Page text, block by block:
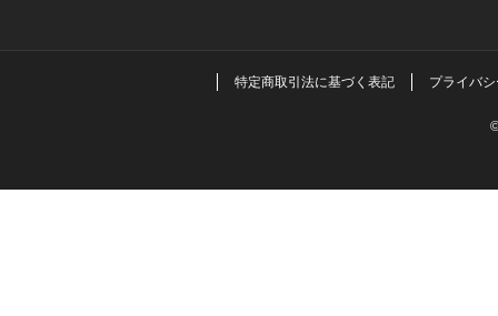
特定商取引法に基づく表記 プライバ